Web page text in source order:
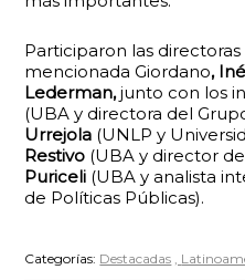
Participaron las
mencionada Giordano,
Lederman,junto con los
(UBA y directora del
Urrejola (UNLP y
Restivo (UBA y director de
Puriceli (UBA y analista
de Políticas Públicas).
Categorías: Destacadas